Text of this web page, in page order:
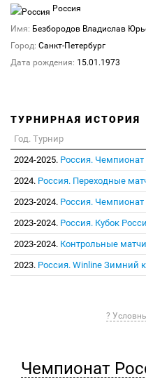
Россия
Имя: Безбородов Владислав
Город: Санкт-Петербург
Дата рождения: 15.01.1973
ТУРНИРНАЯ ИСТОРИЯ
Год. Турнир
2024-2025. Россия.
2024. Россия. Переходные
2023-2024. Россия.
2023-2024. Россия. Кубок
2023-2024. Контрольные матчи
2023. Россия. Winline Зимний
?
Чемпионат